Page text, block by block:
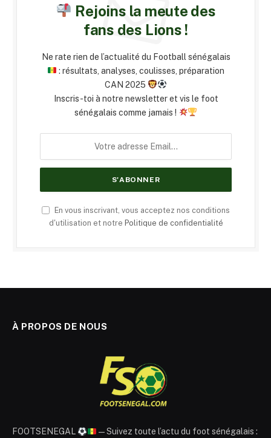
Rejoins la meute des
fans des Lions !
Ne rate rien de l’actualité du Football sénégalais
: résultats, analyses, coulisses, préparation
CAN 2025
Inscris-toi à notre newsletter et vis le foot
sénégalais comme jamais !
En vous inscrivant, vous acceptez nos conditions
d'utilisation et notre Politique de confidentialité
À PROPOS DE NOUS
FOOTSENEGAL — Suivez toute l’actu du foot sénégalais :